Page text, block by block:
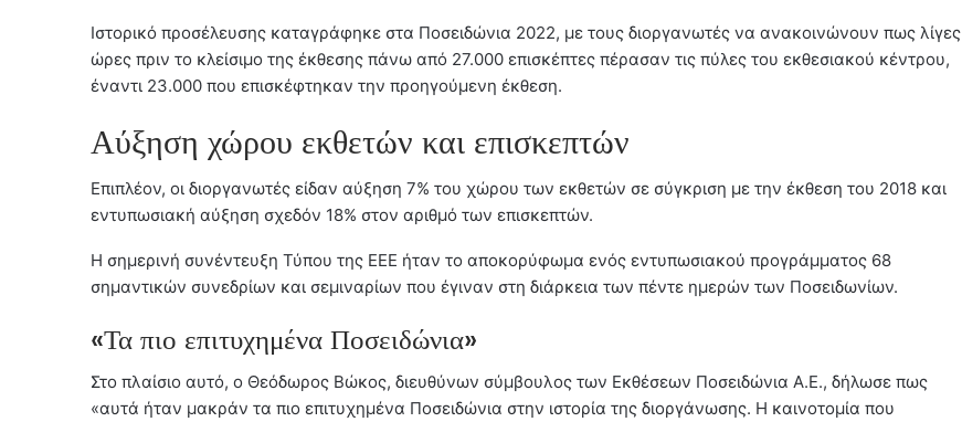
Ιστορικό προσέλευσης καταγράφηκε στα Ποσειδώνια 2022, με τους διοργανωτές να ανακοινώνουν πως λίγες
ώρες πριν το κλείσιμο της έκθεσης πάνω από 27.000 επισκέπτες πέρασαν τις πύλες του εκθεσιακού κέντρου,
έναντι 23.000 που επισκέφτηκαν την προηγούμενη έκθεση.
Αύξηση χώρου εκθετών και επισκεπτών
Επιπλέον, οι διοργανωτές είδαν αύξηση 7% του χώρου των εκθετών σε σύγκριση με την έκθεση του 2018 και
εντυπωσιακή αύξηση σχεδόν 18% στον αριθμό των επισκεπτών.
Η σημερινή συνέντευξη Τύπου της ΕΕΕ ήταν το αποκορύφωμα ενός εντυπωσιακού προγράμματος 68
σημαντικών συνεδρίων και σεμιναρίων που έγιναν στη διάρκεια των πέντε ημερών των Ποσειδωνίων.
«Τα πιο επιτυχημένα Ποσειδώνια»
Στο πλαίσιο αυτό, ο Θεόδωρος Βώκος, διευθύνων σύμβουλος των Εκθέσεων Ποσειδώνια Α.Ε., δήλωσε πως
«αυτά ήταν μακράν τα πιο επιτυχημένα Ποσειδώνια στην ιστορία της διοργάνωσης. Η καινοτομία που